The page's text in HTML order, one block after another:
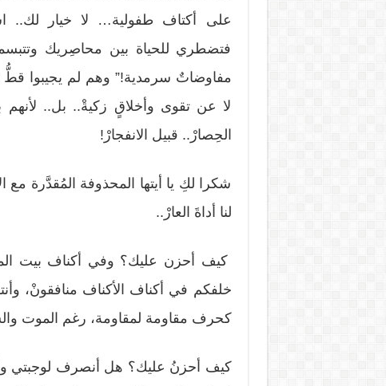
على أكتاف طفولية… لا خيار لك..
فتضطري للحياة بين محاصِريك وتتبسمي
مفاوضاتٌ سرمدية!” وهم لم يجيبوا قطُّ
لا عن تقوى وأخلاقٍ زكيةْ.. بل..
الحِصارْ.. قبيل الانفجارْ!
شكرا لكِ يا أيتها المحذوفة المُقدَّرة
لنا أداةَ العارْ..
كيف أحزن عليك؟ وفي أكناف بيت
خلفكم في أكناف الأكناف منافقونْ،
كحرف مقاومة لمقاومة، رغم الموت
كيف أحزنُ عليك؟ هل أنصرف لوجبتي